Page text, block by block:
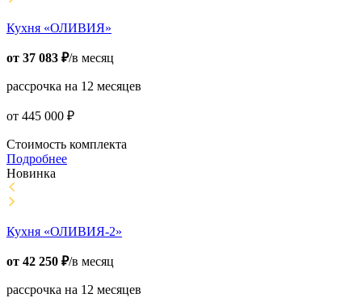
Кухня «ОЛИВИЯ»
от 37 083 ₽/в месяц
рассрочка на 12 месяцев
от 445 000 ₽
Стоимость комплекта
Подробнее
Новинка
Кухня «ОЛИВИЯ-2»
от 42 250 ₽/в месяц
рассрочка на 12 месяцев